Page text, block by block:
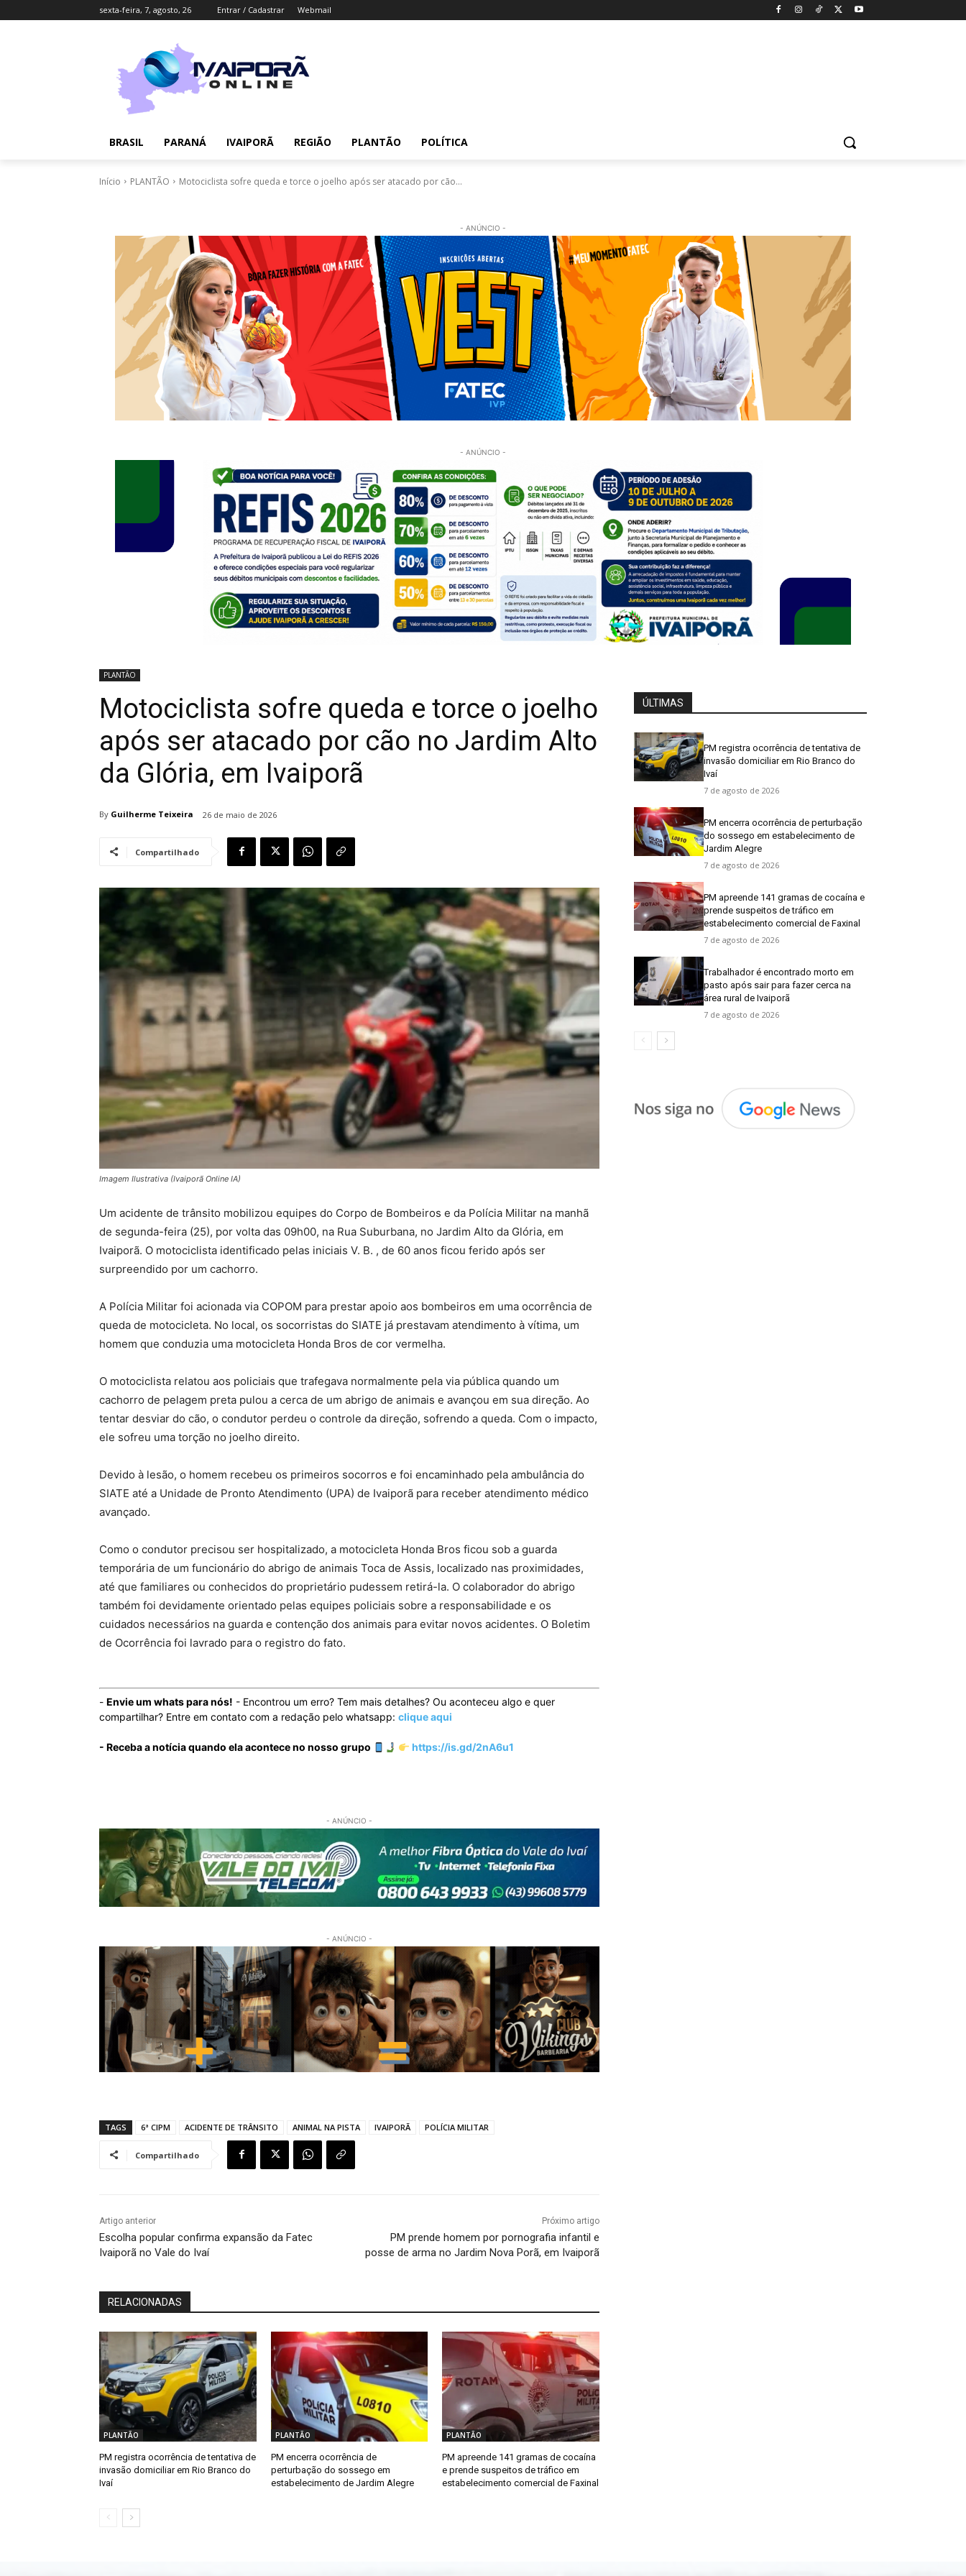
sexta-feira, 7, agosto, 26 Entrar / Cadastrar Webmail
BRASIL PARANÁ IVAIPORÃ REGIÃO PLANTÃO POLÍTICA
Início PLANTÃO Motociclista sofre queda e torce o joelho após ser atacado por cão...
- ANÚNCIO -
- ANÚNCIO -
PLANTÃO
Motociclista sofre queda e torce o joelho
após ser atacado por cão no Jardim Alto
da Glória, em Ivaiporã
By Guilherme Teixeira 26 de maio de 2026
Compartilhado
Imagem Ilustrativa (Ivaiporã Online IA)
Um acidente de trânsito mobilizou equipes do Corpo de Bombeiros e da Polícia Militar na manhã
de segunda-feira (25), por volta das 09h00, na Rua Suburbana, no Jardim Alto da Glória, em
Ivaiporã. O motociclista identificado pelas iniciais V. B. , de 60 anos ficou ferido após ser
surpreendido por um cachorro.
A Polícia Militar foi acionada via COPOM para prestar apoio aos bombeiros em uma ocorrência de
queda de motocicleta. No local, os socorristas do SIATE já prestavam atendimento à vítima, um
homem que conduzia uma motocicleta Honda Bros de cor vermelha.
O motociclista relatou aos policiais que trafegava normalmente pela via pública quando um
cachorro de pelagem preta pulou a cerca de um abrigo de animais e avançou em sua direção. Ao
tentar desviar do cão, o condutor perdeu o controle da direção, sofrendo a queda. Com o impacto,
ele sofreu uma torção no joelho direito.
Devido à lesão, o homem recebeu os primeiros socorros e foi encaminhado pela ambulância do
SIATE até a Unidade de Pronto Atendimento (UPA) de Ivaiporã para receber atendimento médico
avançado.
Como o condutor precisou ser hospitalizado, a motocicleta Honda Bros ficou sob a guarda
temporária de um funcionário do abrigo de animais Toca de Assis, localizado nas proximidades,
até que familiares ou conhecidos do proprietário pudessem retirá-la. O colaborador do abrigo
também foi devidamente orientado pelas equipes policiais sobre a responsabilidade e os
cuidados necessários na guarda e contenção dos animais para evitar novos acidentes. O Boletim
de Ocorrência foi lavrado para o registro do fato.
- Envie um whats para nós! - Encontrou um erro? Tem mais detalhes? Ou aconteceu algo e quer
compartilhar? Entre em contato com a redação pelo whatsapp: clique aqui
- Receba a notícia quando ela acontece no nosso grupo https://is.gd/2nA6u1
- ANÚNCIO -
- ANÚNCIO -
TAGS 6ª CIPM ACIDENTE DE TRÂNSITO ANIMAL NA PISTA IVAIPORÃ POLÍCIA MILITAR
Compartilhado
Artigo anterior
Escolha popular confirma expansão da Fatec
Ivaiporã no Vale do Ivaí
Próximo artigo
PM prende homem por pornografia infantil e
posse de arma no Jardim Nova Porã, em Ivaiporã
RELACIONADAS
PLANTÃO
PM registra ocorrência de tentativa de
invasão domiciliar em Rio Branco do
Ivaí
PLANTÃO
PM encerra ocorrência de
perturbação do sossego em
estabelecimento de Jardim Alegre
PLANTÃO
PM apreende 141 gramas de cocaína
e prende suspeitos de tráfico em
estabelecimento comercial de Faxinal
ÚLTIMAS
PM registra ocorrência de tentativa de
invasão domiciliar em Rio Branco do
Ivaí
7 de agosto de 2026
PM encerra ocorrência de perturbação
do sossego em estabelecimento de
Jardim Alegre
7 de agosto de 2026
PM apreende 141 gramas de cocaína e
prende suspeitos de tráfico em
estabelecimento comercial de Faxinal
7 de agosto de 2026
Trabalhador é encontrado morto em
pasto após sair para fazer cerca na
área rural de Ivaiporã
7 de agosto de 2026